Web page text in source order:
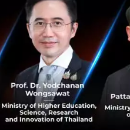
ช่วยลดภาระด้าน
วร์ก็หมดไป ส่วนเรื่องการอั
ลดภาระทีมพัฒนาได้มากทีเ
างใจได้อยู่แล้วครับ